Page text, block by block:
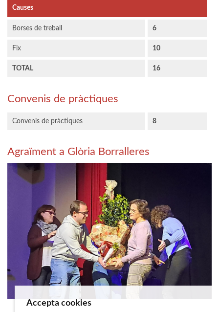
Causes
Borses de treball 6
Fix 10
TOTAL 16
Convenis de pràctiques
Convenis de pràctiques 8
Agraïment a Glòria Borralleres
Accepta cookies